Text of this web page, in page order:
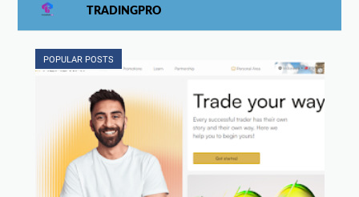
TRADINGPRO
POPULAR POSTS